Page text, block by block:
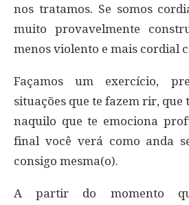
nos tratamos. Se somos
muito provavelmente
menos violento e mais cordial
Façamos um exercício,
situações que te fazem rir, que
naquilo que te emociona
final você verá como anda
consigo mesma(o).
A partir do momento